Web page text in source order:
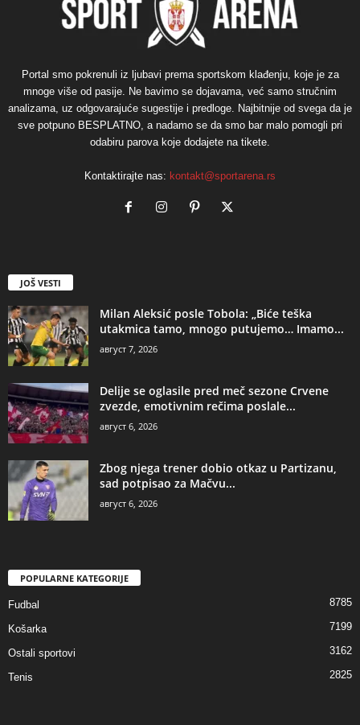
Portal smo pokrenuli iz ljubavi prema sportskom klađenju, koje je za
mnoge više od pasije. Ne bavimo se dojavama, već samo stručnim
analizama, uz odgovarajuće sugestije i predloge. Najbitnije od svega da je
sve potpuno BESPLATNO, a nadamo se da smo bar malo pomogli pri
odabiru parova koje dodajete na tikete.
Kontaktirajte nas: kontakt@sportarena.rs
JOŠ VESTI
Milan Aleksić posle Tobola: „Biće teška
utakmica tamo, mnogo putujemo… Imamo...
август 7, 2026
Delije se oglasile pred meč sezone Crvene
zvezde, emotivnim rečima poslale...
август 6, 2026
Zbog njega trener dobio otkaz u Partizanu,
sad potpisao za Mačvu...
август 6, 2026
POPULARNE KATEGORIJE
Fudbal 8785
Košarka 7199
Ostali sportovi 3162
Tenis 2825